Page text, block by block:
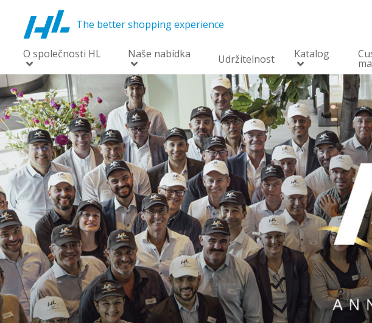
The better shopping experience
O společnosti HL Naše nabídka Udržitelnost Katalog